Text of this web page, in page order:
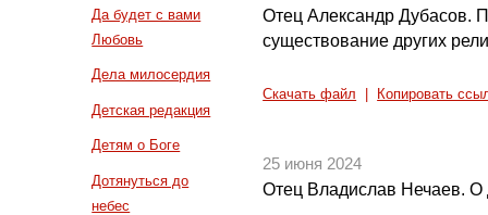
Да будет с вами
Любовь
Дела милосердия
Детская редакция
Детям о Боге
Дотянуться до
небес
Отец Александр Дубасов.
существование других
Скачать файл Копировать
25 июня 2024
Отец Владислав Нечаев. О